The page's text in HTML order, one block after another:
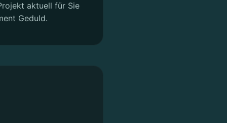
aktuell für Sie
Geduld.